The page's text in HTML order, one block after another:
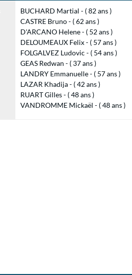
BUCHARD Martial - ( 82 ans )
CASTRE Bruno - ( 62 ans )
D'ARCANO Helene - ( 52 ans )
DELOUMEAUX Felix - ( 57 ans )
FOLGALVEZ Ludovic - ( 54 ans )
GEAS Redwan - ( 37 ans )
LANDRY Emmanuelle - ( 57 ans )
LAZAR Khadija - ( 42 ans )
RUART Gilles - ( 48 ans )
VANDROMME Mickaël - ( 48 ans )